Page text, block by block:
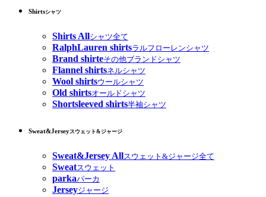
Shirtsシャツ
Shirts Allシャツ全て
RalphLauren shirtsラルフローレンシャツ
Brand shirteその他ブランドシャツ
Flannel shirtsネルシャツ
Wool shirtsウールシャツ
Old shirtsオールドシャツ
Shortsleeved shirts半袖シャツ
Sweat&Jerseyスウェット&ジャージ
Sweat&Jersey Allスウェット&ジャージ全て
Sweatスウェット
parkaパーカ
Jerseyジャージ